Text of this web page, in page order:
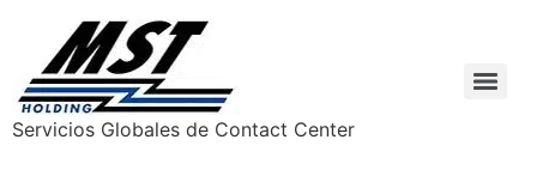
Servicios Globales de Contact Center